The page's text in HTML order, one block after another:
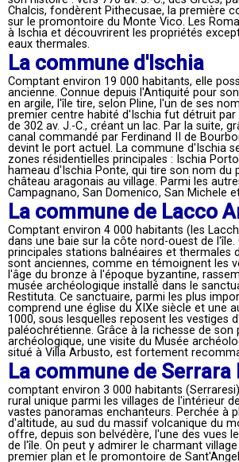
Chalcis, fondèrent Pithecusae, la première
sur le promontoire du Monte Vico. Les
à Ischia et découvrirent les propriétés
eaux thermales.
La commune d'Ischia
Comptant environ 19 000 habitants, elle
ancienne. Connue depuis l'Antiquité pour
en argile, l'île tire, selon Pline, l'un de ses
premier centre habité d'Ischia fut détruit
de 302 av. J.-C., créant un lac. Par la suite,
canal commandé par Ferdinand II de
devint le port actuel. La commune d'Ischia
zones résidentielles principales : Ischia
hameau d'Ischia Ponte, qui tire son nom du
château aragonais au village. Parmi les
Campagnano, San Domenico, San Michele
La commune de Lacco
Comptant environ 4 000 habitants (les
dans une baie sur la côte nord-ouest de l'île.
principales stations balnéaires et thermales
sont anciennes, comme en témoignent les
l'âge du bronze à l'époque byzantine,
musée archéologique installé dans le
Restituta. Ce sanctuaire, parmi les plus
comprend une église du XIXe siècle et une
1000, sous lesquelles reposent les vestiges
paléochrétienne. Grâce à la richesse de son
archéologique, une visite du Musée
situé à Villa Arbusto, est fortement
La commune de Serrara
comptant environ 3 000 habitants
rural unique parmi les villages de l'intérieur
vastes panoramas enchanteurs. Perchée à
d'altitude, au sud du massif volcanique du
offre, depuis son belvédère, l'une des vues
de l'île. On peut y admirer le charmant
premier plan et le promontoire de